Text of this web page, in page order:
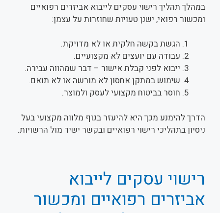
במהלך תהליך רישוי עסקים לייבוא אביזרים רפואיים
ומכשור רפואי, ישנן טעויות שחוזרות על עצמן:
הגשת בקשה חלקית או לא מדויקת.
עבודה עם יועצים לא מקצועיים.
ייבוא לפני קבלת אישור – דבר שמהווה עבירה.
שימוש במתקן אחסון לא מורשה או לא תואם.
חוסר בביטוח מקצועי לעסק ולמוצר.
הדרך להימנע מכך היא להיעזר בגוף מלווה מקצועי בעל
ניסיון בתהליכי רישוי רפואיים ובקשר ישיר מול הרשויות.
רישוי עסקים לייבוא
אביזרים רפואיים ומכשור